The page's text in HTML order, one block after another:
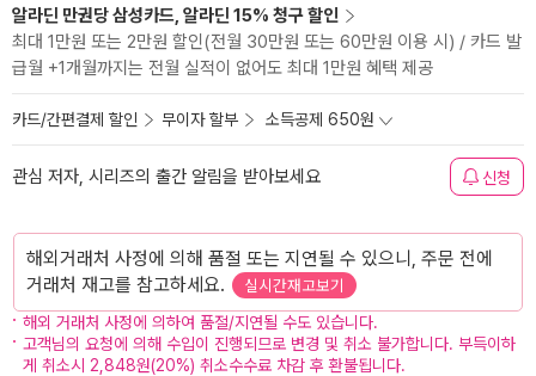
알라딘 만권당 삼성카드, 알라딘 15% 청구 할인
최대 1만원 또는 2만원 할인(전월 30만원 또는 60만원 이용 시) / 카드 발
급월 +1개월까지는 전월 실적이 없어도 최대 1만원 혜택 제공
카드/간편결제 할인 무이자 할부 소득공제 650원
관심 저자, 시리즈의 출간 알림을 받아보세요 신청
해외거래처 사정에 의해 품절 또는 지연될 수 있으니, 주문 전에
거래처 재고를 참고하세요.
실시간재고보기
해외 거래처 사정에 의하여 품절/지연될 수도 있습니다.
고객님의 요청에 의해 수입이 진행되므로 변경 및 취소 불가합니다. 부득이하
게 취소시 2,848원(20%) 취소수수료 차감 후 환불됩니다.